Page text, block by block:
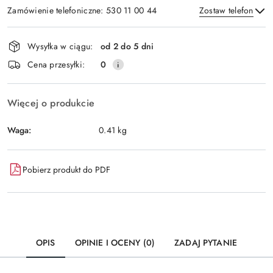
Zamówienie telefoniczne: 530 11 00 44 Zostaw telefon
Wyślij
Dostępność
i
dostawa
Wysyłka w ciągu:
od 2 do 5 dni
Cena przesyłki:
0
Więcej o produkcie
Waga: 0.41 kg
Pobierz produkt do PDF
OPIS OPINIE I OCENY (0) ZADAJ PYTANIE